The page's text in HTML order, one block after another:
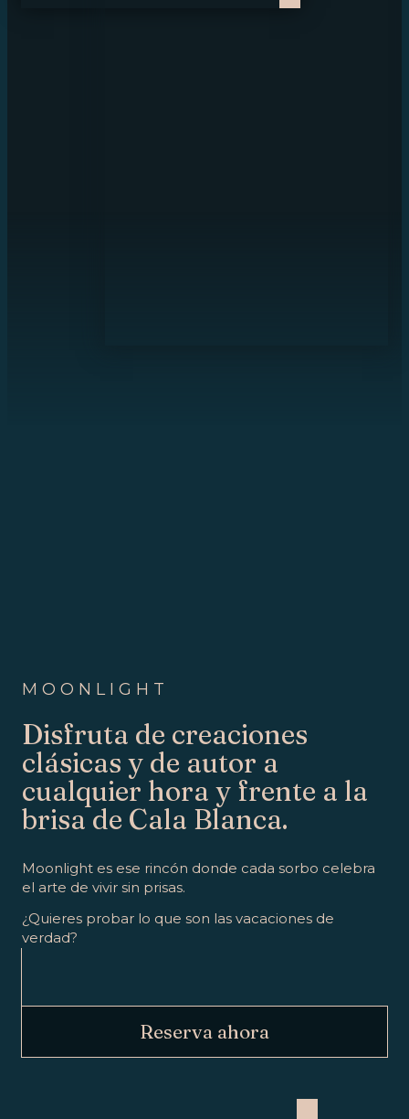
MOONLIGHT
Disfruta de creaciones
clásicas y de autor a
cualquier hora y frente a la
brisa de Cala Blanca.
Moonlight es ese rincón donde cada sorbo celebra
el arte de vivir sin prisas.
¿Quieres probar lo que son las vacaciones de
verdad?
Reserva ahora